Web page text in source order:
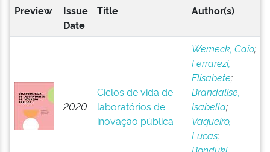
Preview
Issue
Date
Title Author(s)
2020
Ciclos de vida de
laboratórios de
inovação pública
Werneck, Caio;
Ferrarezi,
Elisabete;
Brandalise,
Isabella;
Vaqueiro,
Lucas;